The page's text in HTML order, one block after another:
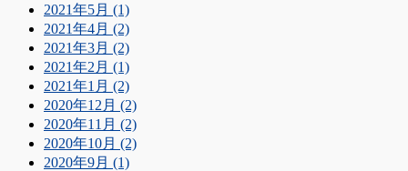
2021年5月 (1)
2021年4月 (2)
2021年3月 (2)
2021年2月 (1)
2021年1月 (2)
2020年12月 (2)
2020年11月 (2)
2020年10月 (2)
2020年9月 (1)